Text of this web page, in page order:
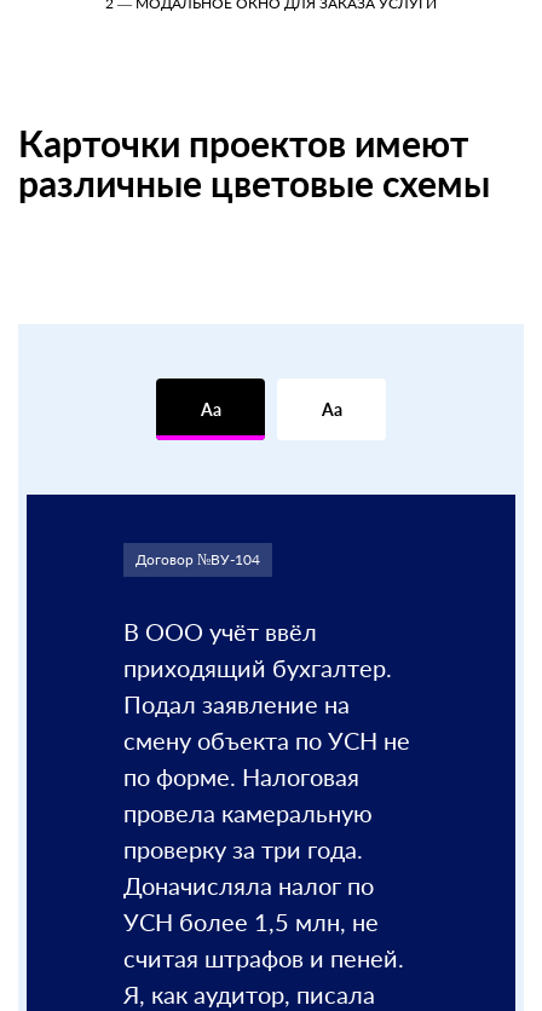
Карточки проектов имеют
различные цветовые схемы
Aa Aa
Договор №ВУ-104
В ООО учёт ввёл
приходящий бухгалтер.
Подал заявление на
смену объекта по УСН не
по форме. Налоговая
провела камеральную
проверку за три года.
Доначисляла налог по
УСН более 1,5 млн, не
считая штрафов и пеней.
Я, как аудитор, писала
Договор №ВУ-134
Забрали ООО у другой
бухучётной компании.
Было неверно подано
заявление на торговый
сбор, неверно уплачен
сам сбор. Грозил штраф
до 30% от товарооборота
(более 3 млн). Торговый
сбор удержали и
налоговая, и приставы, и
их бухи оплатили